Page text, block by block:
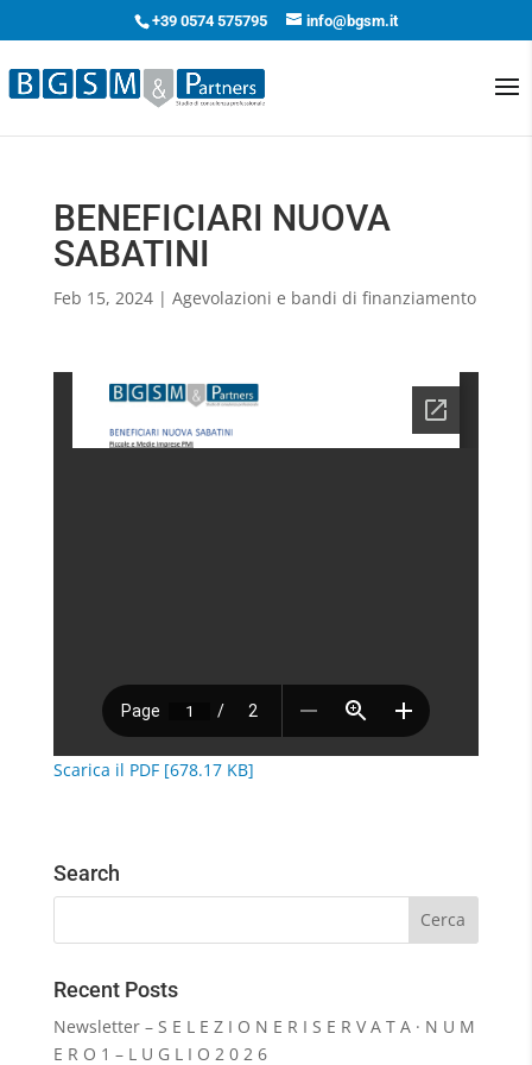
+39 0574 575795 info@bgsm.it
BENEFICIARI NUOVA
SABATINI
Feb 15, 2024| Agevolazioni e bandi di finanziamento
Scarica il PDF [678.17 KB]
Search
Recent Posts
Newsletter – S E L E Z I O N E R I S E R V A T A · N U M
E R O 1 – L U G L I O 2 0 2 6